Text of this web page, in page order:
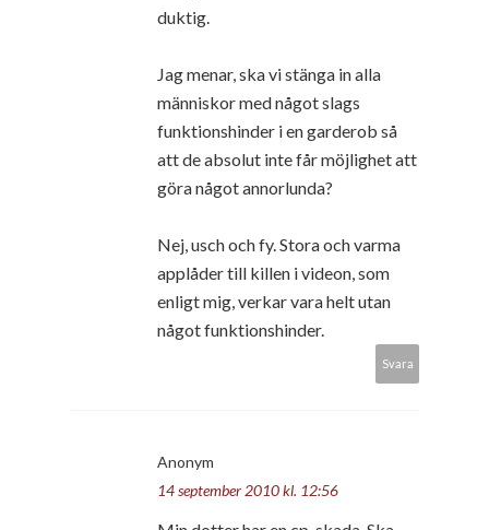
duktig.
Jag menar, ska vi stänga in alla
människor med något slags
funktionshinder i en garderob så
att de absolut inte får möjlighet att
göra något annorlunda?
Nej, usch och fy. Stora och varma
applåder till killen i videon, som
enligt mig, verkar vara helt utan
något funktionshinder.
Svara
Anonym
14 september 2010 kl. 12:56